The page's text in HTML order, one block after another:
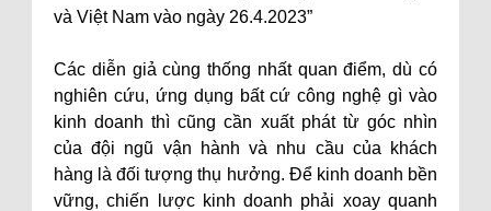
và Việt Nam vào ngày 26.4.2023”
Các diễn giả cùng thống nhất quan điểm, dù có
nghiên cứu, ứng dụng bất cứ công nghệ gì vào
kinh doanh thì cũng cần xuất phát từ góc nhìn
của đội ngũ vận hành và nhu cầu của khách
hàng là đối tượng thụ hưởng. Để kinh doanh bền
vững, chiến lược kinh doanh phải xoay quanh